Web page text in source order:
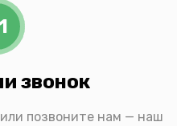
звонок
позвоните нам — наш